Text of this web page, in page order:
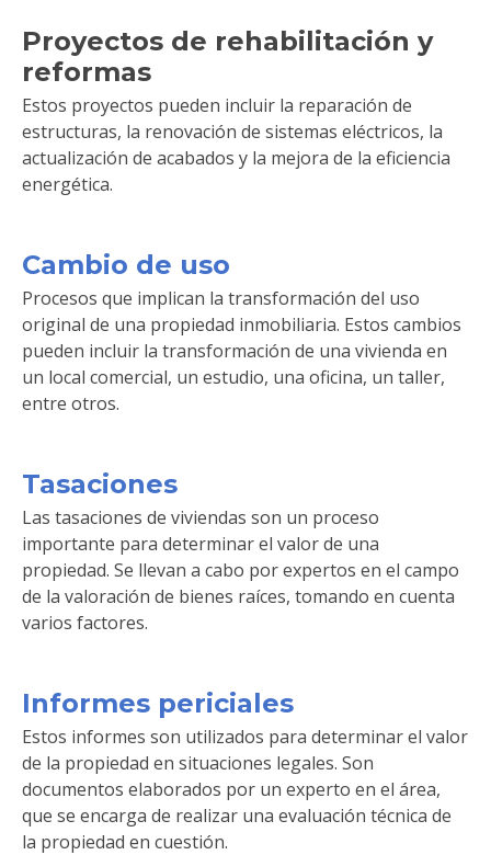
Proyectos de rehabilitación y
reformas
Estos proyectos pueden incluir la reparación de
estructuras, la renovación de sistemas eléctricos, la
actualización de acabados y la mejora de la eficiencia
energética.
Cambio de uso
Procesos que implican la transformación del uso
original de una propiedad inmobiliaria. Estos cambios
pueden incluir la transformación de una vivienda en
un local comercial, un estudio, una oficina, un taller,
entre otros.
Tasaciones
Las tasaciones de viviendas son un proceso
importante para determinar el valor de una
propiedad. Se llevan a cabo por expertos en el campo
de la valoración de bienes raíces, tomando en cuenta
varios factores.
Informes periciales
Estos informes son utilizados para determinar el valor
de la propiedad en situaciones legales. Son
documentos elaborados por un experto en el área,
que se encarga de realizar una evaluación técnica de
la propiedad en cuestión.